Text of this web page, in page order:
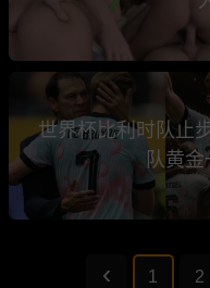
世界杯比利时队止
队黄
1 2